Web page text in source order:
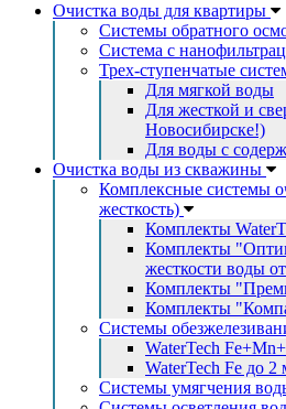
Очистка воды для квартиры
Системы обратного
Система с
Трех-ступенчатые
Для мягкой воды
Для жесткой и
Новосибирске!)
Для воды с
Очистка воды из скважины
Комплексные системы
жесткость)
Комплекты
Комплекты
жесткости воды
Комплекты
Комплекты
Системы
WaterTech
WaterTech Fe до 2
Системы умягчения